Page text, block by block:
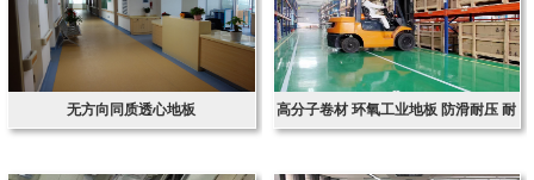
无方向同质透心地板 高分子卷材 环氧工业地板 防滑耐压 耐